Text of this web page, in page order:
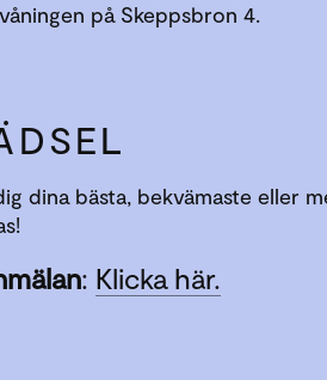
på Skeppsbron 4.
dina bästa, bekvämaste eller
: Klicka här.